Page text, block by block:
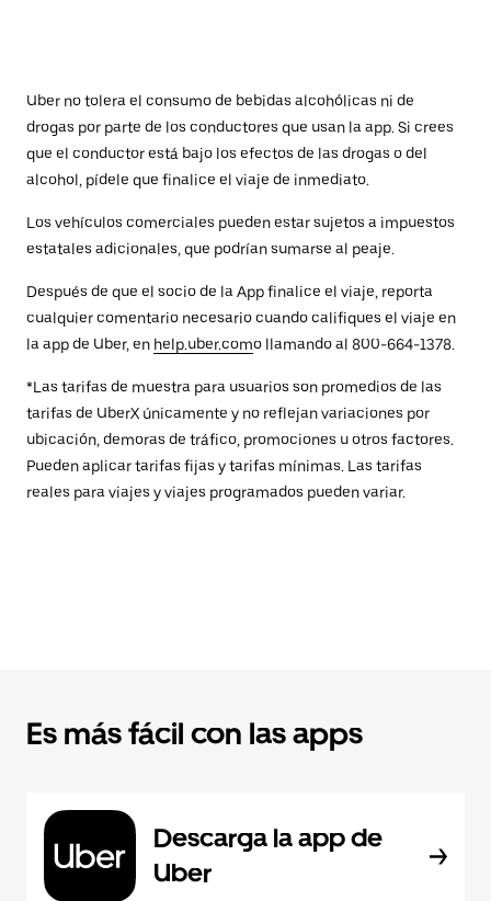
Uber no tolera el consumo de bebidas alcohólicas ni de
drogas por parte de los conductores que usan la app. Si crees
que el conductor está bajo los efectos de las drogas o del
alcohol, pídele que finalice el viaje de inmediato.
Los vehículos comerciales pueden estar sujetos a impuestos
estatales adicionales, que podrían sumarse al peaje.
Después de que el socio de la App finalice el viaje, reporta
cualquier comentario necesario cuando califiques el viaje en
la app de Uber, en help.uber.como llamando al 800-664-1378.
*Las tarifas de muestra para usuarios son promedios de las
tarifas de UberX únicamente y no reflejan variaciones por
ubicación, demoras de tráfico, promociones u otros factores.
Pueden aplicar tarifas fijas y tarifas mínimas. Las tarifas
reales para viajes y viajes programados pueden variar.
Es más fácil con las apps
Descarga la app de
Uber